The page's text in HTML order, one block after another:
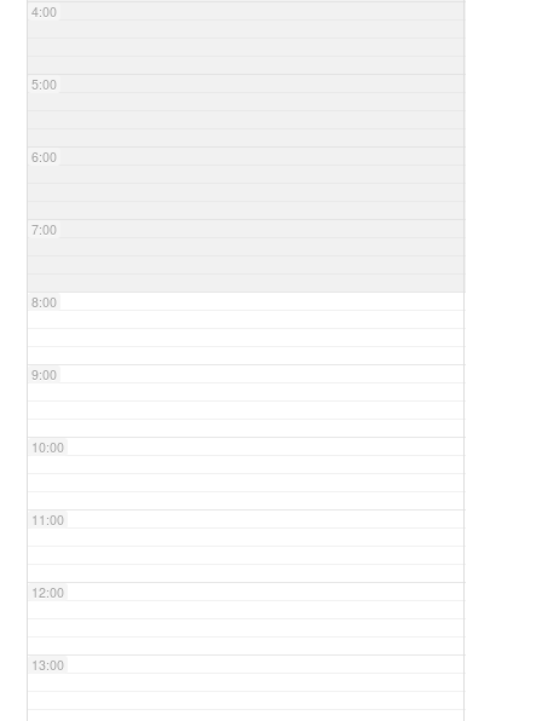
4:00
5:00
6:00
7:00
8:00
9:00
10:00
11:00
12:00
13:00